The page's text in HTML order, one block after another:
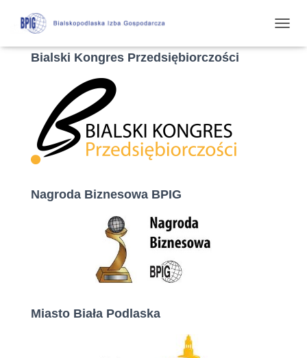
R
Bialski Kongres Przedsiębiorczości
Nagroda Biznesowa BPIG
Miasto Biała Podlaska